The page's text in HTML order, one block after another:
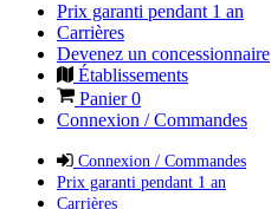
Prix garanti pendant 1 an
Carrières
Devenez un concessionnaire
Établissements
Panier0
Connexion / Commandes
Connexion / Commandes
Prix garanti pendant 1 an
Carrières